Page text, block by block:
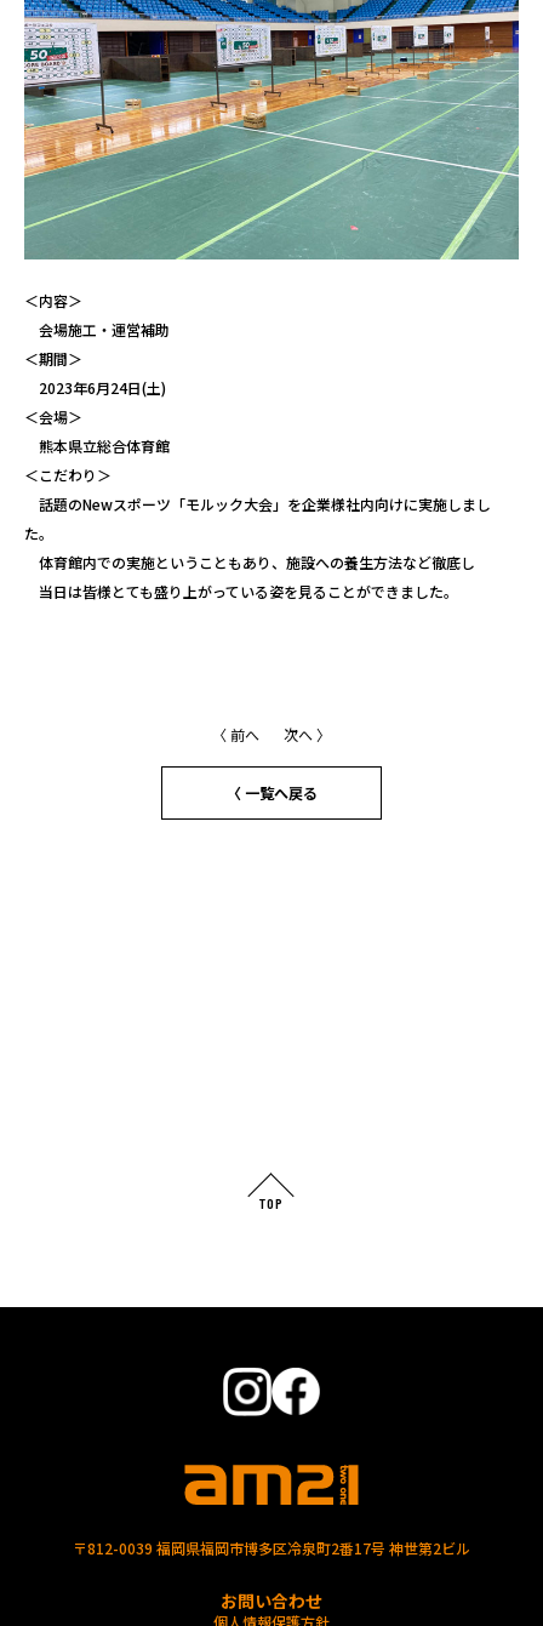
＜内容＞
会場施工・運営補助
＜期間＞
2023年6月24日(土)
＜会場＞
熊本県立総合体育館
＜こだわり＞
話題のNewスポーツ「モルック大会」を企業様社内向けに実施しまし
た。
体育館内での実施ということもあり、施設への養生方法など徹底し
当日は皆様とても盛り上がっている姿を見ることができました。
〈 前へ 次へ 〉
〈 一覧へ戻る
TOP
〒812-0039 福岡県福岡市博多区冷泉町2番17号 神世第2ビル
お問い合わせ
個人情報保護方針